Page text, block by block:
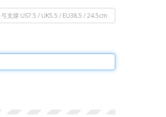
支撐 US7.5 / UK5.5 / EU38.5 / 24.5cm